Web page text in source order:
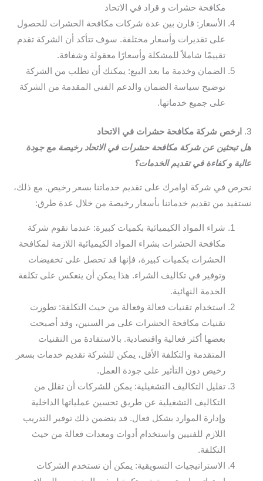
مكافحة حشرات و قراد في الاتحاد
الأسعار: قارن بين عدة شركات مكافحة الحشرات للحصول
على تقديرات وأسعار مختلفة. سوف تتأكد أن الشركة تقدم
تقييمًا شاملاً للمشكلة وأسعارًا معقولة وشفافة.
الضمان وخدمة ما بعد البيع: يمكنك أن تطلب من الشركة
توضيح سياسة الضمان والدعم الفني المقدمة من الشركة
على جميع خدماتها.
3.
ارخص شركة مكافحة حشرات في الاتحاد
هل تبحثين عن شركة مكافحة حشرات في الاتحاد رخيصة مع جودة
عالية و كفاءة في تقديم الخدمات؟
نحرص في شركة اوامرك على تقديم خدماتنا بسعر رخيص. مع ذلك،
نستفيد من تقديم خدماتنا بأسعار رخيصة من خلال عدة طرق:
شراء المواد الكيميائية بكميات كبيرة: عندما تقوم شركة
مكافحة الحشرات بشراء المواد الكيميائية اللازمة لمكافحة
الحشرات بكميات كبيرة، فإنها قد تحصل على تخفيضات
وتوفير في تكاليف الشراء. هذا يمكن أن ينعكس على تكلفة
الخدمة النهائية.
استخدام تقنيات فعالة وفعالة من حيث التكلفة: تطورت
تقنيات مكافحة الحشرات على مر السنين، وقد أصبحت
بعضها أكثر فعالية واقتصادية. بالاستفادة من التقنيات
المتقدمة والتكلفة الأقل، يمكن للشركة تقديم خدمات بسعر
رخيص دون التأثير على جودة العمل.
تقليل التكاليف التشغيلية: يمكن للشركات أن تقلل من
التكاليف التشغيلية عن طريق تحسين عملياتها الداخلية
وإدارة الموارد بشكل فعال. قد يتضمن ذلك توفير التدريب
اللازم للفنيين واستخدام أدوات ومعدات فعالة من حيث
التكلفة.
الاستراتيجيات التسويقية: يمكن أن تستخدم الشركات